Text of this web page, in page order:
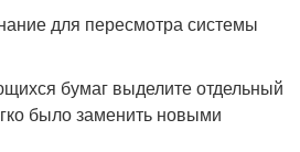
для пересмотра системы
бумаг выделите отдельный
было заменить новыми